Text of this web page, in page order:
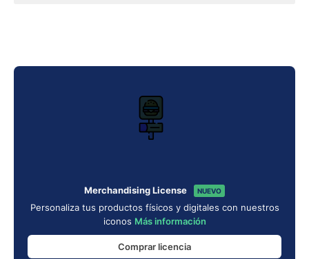
Merchandising License NUEVO
Personaliza tus productos físicos y digitales con nuestros
iconos Más información
Comprar licencia